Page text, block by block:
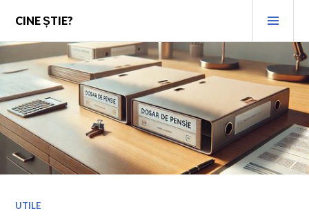
content
CINE ȘTIE?
UTILE